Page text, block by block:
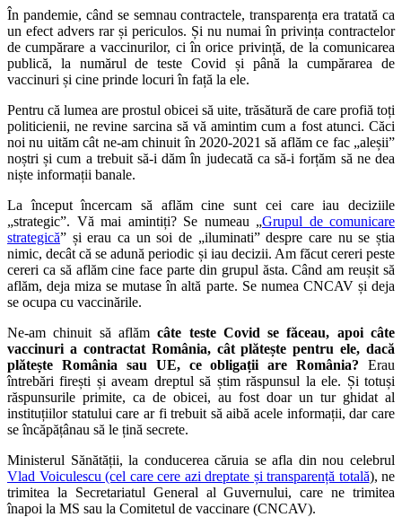
În pandemie, când se semnau contractele, transparența era tratată ca
un efect advers rar și periculos. Și nu numai în privința contractelor
de cumpărare a vaccinurilor, ci în orice privință, de la comunicarea
publică, la numărul de teste Covid și până la cumpărarea de
vaccinuri și cine prinde locuri în față la ele.
Pentru că lumea are prostul obicei să uite, trăsătură de care profiă toți
politicienii, ne revine sarcina să vă amintim cum a fost atunci. Căci
noi nu uităm cât ne-am chinuit în 2020-2021 să aflăm ce fac „aleșii”
noștri și cum a trebuit să-i dăm în judecată ca să-i forțăm să ne dea
niște informații banale.
La început încercam să aflăm cine sunt cei care iau deciziile
„strategic”. Vă mai amintiți? Se numeau „Grupul de comunicare
strategică” și erau ca un soi de „iluminati” despre care nu se știa
nimic, decât că se adună periodic și iau decizii. Am făcut cereri peste
cereri ca să aflăm cine face parte din grupul ăsta. Când am reușit să
aflăm, deja miza se mutase în altă parte. Se numea CNCAV și deja
se ocupa cu vaccinările.
Ne-am chinuit să aflămcâte teste Covid se făceau, apoi câte
vaccinuri a contractat România, cât plătește pentru ele, dacă
plătește România sau UE, ce obligații are România? Erau
întrebări firești și aveam dreptul să știm răspunsul la ele. Și totuși
răspunsurile primite, ca de obicei, au fost doar un tur ghidat al
instituțiilor statului care ar fi trebuit să aibă acele informații, dar care
se încăpățânau să le țină secrete.
Ministerul Sănătății, la conducerea căruia se afla din nou celebrul
Vlad Voiculescu (cel care cere azi dreptate și transparență totală), ne
trimitea la Secretariatul General al Guvernului, care ne trimitea
înapoi la MS sau la Comitetul de vaccinare (CNCAV).